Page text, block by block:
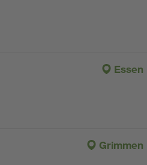
Essen
Grimmen